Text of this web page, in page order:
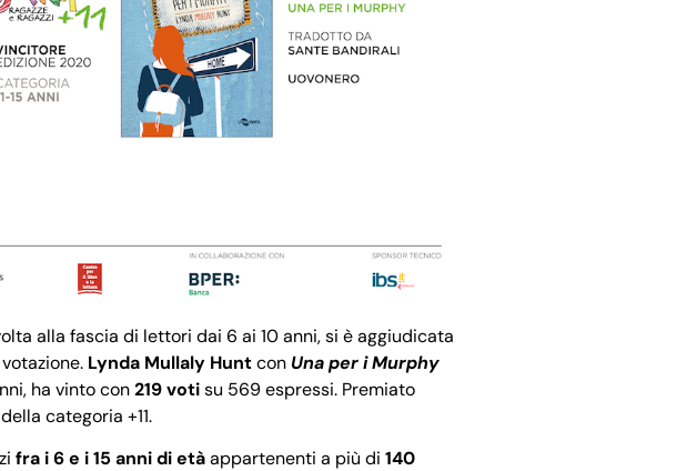
alla fascia di lettori dai 6 ai 10 anni, si è aggiudicata
Lynda Mullaly Huntcon Una per i Murphy
ha vinto con219 votisu 569 espressi. Premiato
categoria +11.
fra i 6 e i 15 anni di etàappartenenti a più di 140